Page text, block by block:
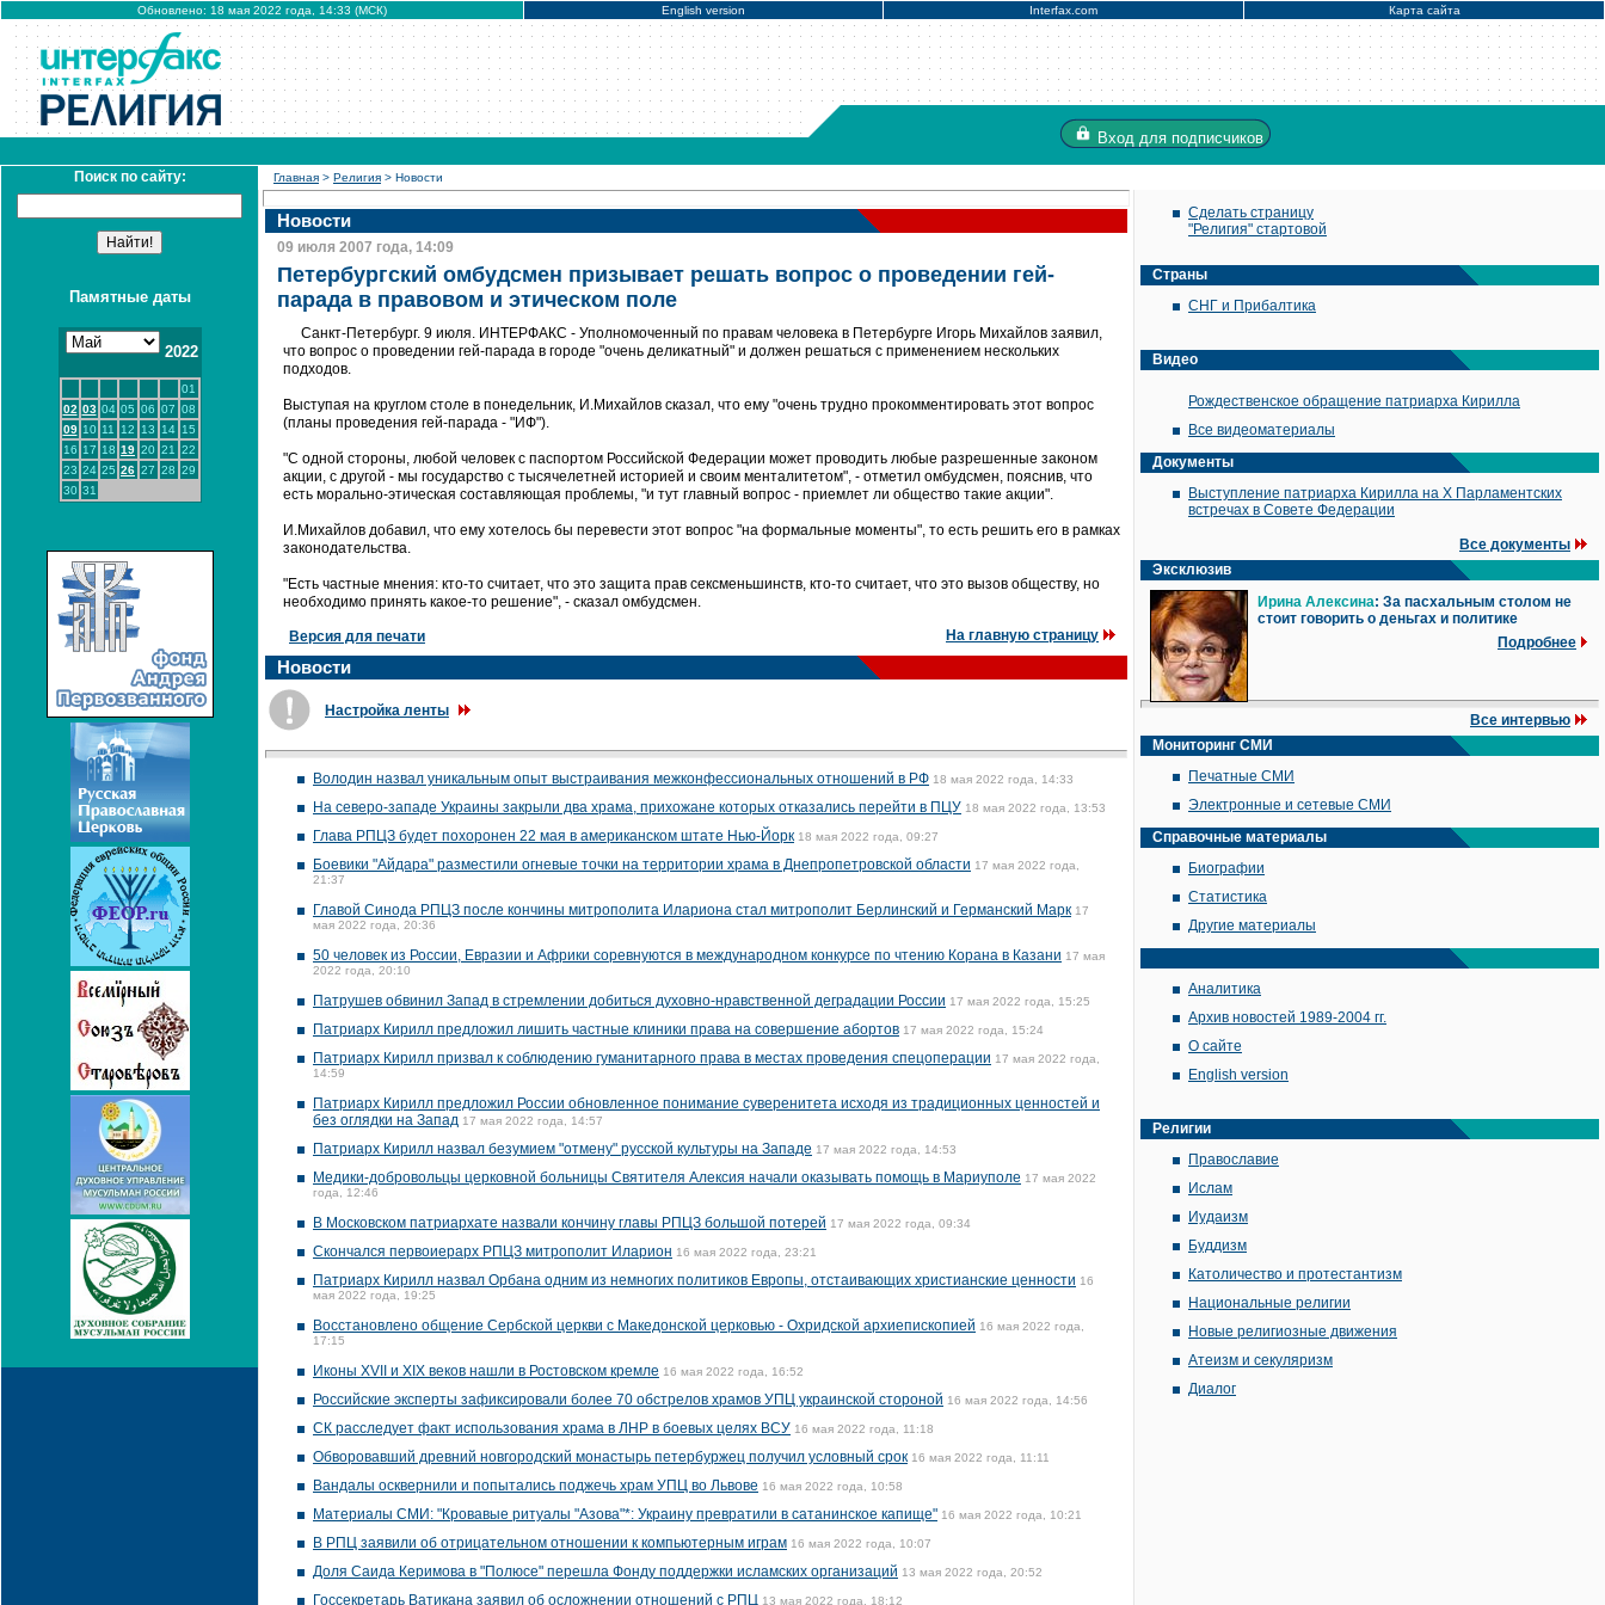
Обновлено: 18 мая 2022 года, 14:33 (МСК) English version Interfax.com Карта сайта
Вход для подписчиков
Поиск по сайту:
Памятные даты
2022
01
02 03 04 05 06 07 08
09 10 11 12 13 14 15
16 17 18 19 20 21
22
23 24 25 26 27 28 29
30 31
Главная > Религия > Новости
Новости
09 июля 2007 года, 14:09
Петербургский омбудсмен призывает решать вопрос о проведении гей-
парада в правовом и этическом поле
Санкт-Петербург. 9 июля. ИHТЕРФАКС - Уполномоченный по правам человека в Петербурге Игорь Михайлов заявил,
что вопрос о проведении гей-парада в городе "очень деликатный" и должен решаться с применением нескольких
подходов.
Выступая на круглом столе в понедельник, И.Михайлов сказал, что ему "очень трудно прокомментировать этот вопрос
(планы проведения гей-парада - "ИФ").
"С одной стороны, любой человек с паспортом Российской Федерации может проводить любые разрешенные законом
акции, с другой - мы государство с тысячелетней историей и своим менталитетом", - отметил омбудсмен, пояснив, что
есть морально-этическая составляющая проблемы, "и тут главный вопрос - приемлет ли общество такие акции".
И.Михайлов добавил, что ему хотелось бы перевести этот вопрос "на формальные моменты", то есть решить его в рамках
законодательства.
"Есть частные мнения: кто-то считает, что это защита прав сексменьшинств, кто-то считает, что это вызов обществу, но
необходимо принять какое-то решение", - сказал омбудсмен.
Версия для печати На главную страницу
Новости
Настройка ленты
Володин назвал уникальным опыт выстраивания межконфессиональных отношений в РФ 18 мая 2022 года, 14:33
На северо-западе Украины закрыли два храма, прихожане которых отказались перейти в ПЦУ 18 мая 2022 года, 13:53
Глава РПЦЗ будет похоронен 22 мая в американском штате Нью-Йорк 18 мая 2022 года, 09:27
Боевики "Айдара" разместили огневые точки на территории храма в Днепропетровской области 17 мая 2022 года,
21:37
Главой Синода РПЦЗ после кончины митрополита Илариона стал митрополит Берлинский и Германский Марк 17
мая 2022 года, 20:36
50 человек из России, Евразии и Африки соревнуются в международном конкурсе по чтению Корана в Казани 17 мая
2022 года, 20:10
Патрушев обвинил Запад в стремлении добиться духовно-нравственной деградации России 17 мая 2022 года, 15:25
Патриарх Кирилл предложил лишить частные клиники права на совершение абортов 17 мая 2022 года, 15:24
Патриарх Кирилл призвал к соблюдению гуманитарного права в местах проведения спецоперации 17 мая 2022 года,
14:59
Патриарх Кирилл предложил России обновленное понимание суверенитета исходя из традиционных ценностей и
без оглядки на Запад 17 мая 2022 года, 14:57
Патриарх Кирилл назвал безумием "отмену" русской культуры на Западе 17 мая 2022 года, 14:53
Медики-добровольцы церковной больницы Cвятителя Алексия начали оказывать помощь в Мариуполе 17 мая 2022
года, 12:46
В Московском патриархате назвали кончину главы РПЦЗ большой потерей 17 мая 2022 года, 09:34
Скончался первоиерарх РПЦЗ митрополит Иларион 16 мая 2022 года, 23:21
Патриарх Кирилл назвал Орбана одним из немногих политиков Европы, отстаивающих христианские ценности 16
мая 2022 года, 19:25
Восстановлено общение Сербской церкви с Македонской церковью - Охридской архиепископией 16 мая 2022 года,
17:15
Иконы XVII и XIX веков нашли в Ростовском кремле 16 мая 2022 года, 16:52
Российские эксперты зафиксировали более 70 обстрелов храмов УПЦ украинской стороной 16 мая 2022 года, 14:56
СК расследует факт использования храма в ЛНР в боевых целях ВСУ 16 мая 2022 года, 11:18
Обворовавший древний новгородский монастырь петербуржец получил условный срок 16 мая 2022 года, 11:11
Вандалы осквернили и попытались поджечь храм УПЦ во Львове 16 мая 2022 года, 10:58
Материалы СМИ: "Кровавые ритуалы "Азова"*: Украину превратили в сатанинское капище" 16 мая 2022 года, 10:21
В РПЦ заявили об отрицательном отношении к компьютерным играм 16 мая 2022 года, 10:07
Доля Саида Керимова в "Полюсе" перешла Фонду поддержки исламских организаций 13 мая 2022 года, 20:52
Госсекретарь Ватикана заявил об осложнении отношений с РПЦ 13 мая 2022 года, 18:12
Сделать страницу
"Религия" стартовой
Страны
СНГ и Прибалтика
Видео
Рождественское обращение патриарха Кирилла
Все видеоматериалы
Документы
Выступление патриарха Кирилла на X Парламентских
встречах в Совете Федерации
Все документы
Эксклюзив
Ирина Алексина: За пасхальным столом не
стоит говорить о деньгах и политике
Подробнее
Все интервью
Мониторинг СМИ
Печатные СМИ
Электронные и сетевые СМИ
Справочные материалы
Биографии
Статистика
Другие материалы
Аналитика
Архив новостей 1989-2004 гг.
О сайте
English version
Религии
Православие
Ислам
Иудаизм
Буддизм
Католичество и протестантизм
Национальные религии
Новые религиозные движения
Атеизм и секуляризм
Диалог